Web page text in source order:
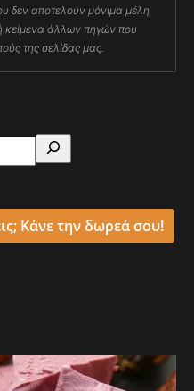
δεν αποτελούν μόνιμα μέλη
κείμενα άλλων πηγών που
της σελίδας μας.
Κάνε την δωρεά σου!